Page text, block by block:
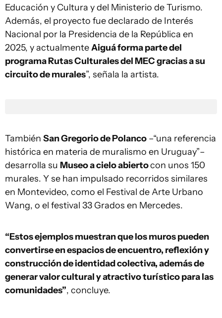
Educación y Cultura y del Ministerio de Turismo.
Además, el proyecto fue declarado de Interés
Nacional por la Presidencia de la República en
2025, y actualmenteAiguá forma parte del
programa Rutas Culturales del MEC gracias a su
circuito de murales”, señala la artista.
También San Gregorio de Polanco –“una referencia
histórica en materia de muralismo en Uruguay”–
desarrolla su Museo a cielo abiertocon unos 150
murales. Y se han impulsado recorridos similares
en Montevideo, como el Festival de Arte Urbano
Wang, o el festival 33 Grados en Mercedes.
“Estos ejemplos muestran que los muros pueden
convertirse en espacios de encuentro, reflexión y
construcción de identidad colectiva, además de
generar valor cultural y atractivo turístico para las
comunidades”, concluye.